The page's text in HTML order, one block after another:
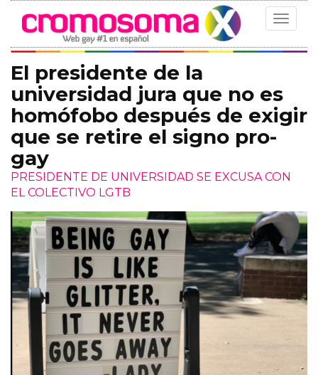
Toggle
El presidente de la
universidad jura que no es
homófobo después de exigir
que se retire el signo pro-
gay
PRESIDENTE DE UNIVERSIDAD SE EXCUSA CON
EL COLECTIVO LGTB